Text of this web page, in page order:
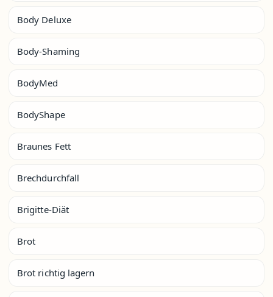
Body Deluxe
Body-Shaming
BodyMed
BodyShape
Braunes Fett
Brechdurchfall
Brigitte-Diät
Brot
Brot richtig lagern